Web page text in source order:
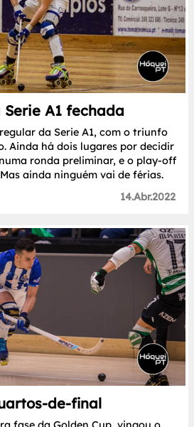
A1 fechada
da Serie A1, com o triunfo
Ainda há dois lugares por decidir
ronda preliminar, e o play-off
ainda ninguém vai de férias.
14.Abr.2022
de-final